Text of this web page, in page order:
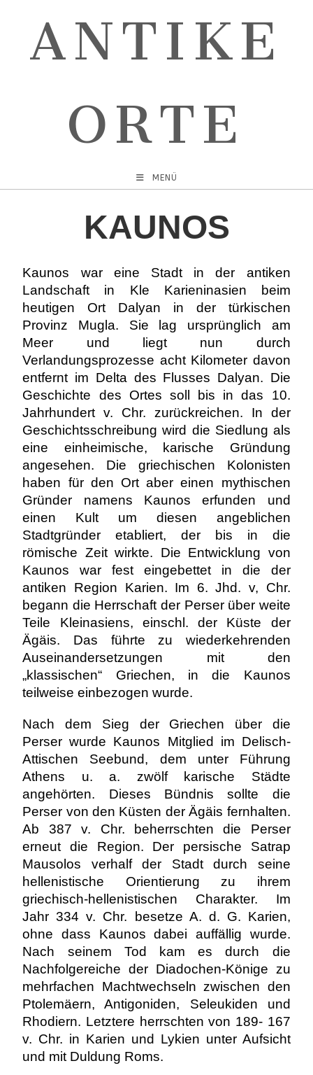
ANTIKE
ORTE
MENÜ
KAUNOS
Kaunos war eine Stadt in der antiken
Landschaft in Kle Karieninasien beim
heutigen Ort Dalyan in der türkischen
Provinz Mugla. Sie lag ursprünglich am
Meer und liegt nun durch
Verlandungsprozesse acht Kilometer davon
entfernt im Delta des Flusses Dalyan. Die
Geschichte des Ortes soll bis in das 10.
Jahrhundert v. Chr. zurückreichen. In der
Geschichtsschreibung wird die Siedlung als
eine einheimische, karische Gründung
angesehen. Die griechischen Kolonisten
haben für den Ort aber einen mythischen
Gründer namens Kaunos erfunden und
einen Kult um diesen angeblichen
Stadtgründer etabliert, der bis in die
römische Zeit wirkte. Die Entwicklung von
Kaunos war fest eingebettet in die der
antiken Region Karien. Im 6. Jhd. v, Chr.
begann die Herrschaft der Perser über weite
Teile Kleinasiens, einschl. der Küste der
Ägäis. Das führte zu wiederkehrenden
Auseinandersetzungen mit den
„klassischen“ Griechen, in die Kaunos
teilweise einbezogen wurde.
Nach dem Sieg der Griechen über die
Perser wurde Kaunos Mitglied im Delisch-
Attischen Seebund, dem unter Führung
Athens u. a. zwölf karische Städte
angehörten. Dieses Bündnis sollte die
Perser von den Küsten der Ägäis fernhalten.
Ab 387 v. Chr. beherrschten die Perser
erneut die Region. Der persische Satrap
Mausolos verhalf der Stadt durch seine
hellenistische Orientierung zu ihrem
griechisch-hellenistischen Charakter. Im
Jahr 334 v. Chr. besetze A. d. G. Karien,
ohne dass Kaunos dabei auffällig wurde.
Nach seinem Tod kam es durch die
Nachfolgereiche der Diadochen-Könige zu
mehrfachen Machtwechseln zwischen den
Ptolemäern, Antigoniden, Seleukiden und
Rhodiern. Letztere herrschten von 189- 167
v. Chr. in Karien und Lykien unter Aufsicht
und mit Duldung Roms.